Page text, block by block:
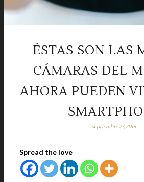
ÉSTAS SON LAS
CÁMARAS DEL
AHORA PUEDEN
septiembre 27, 2016
Spread the love